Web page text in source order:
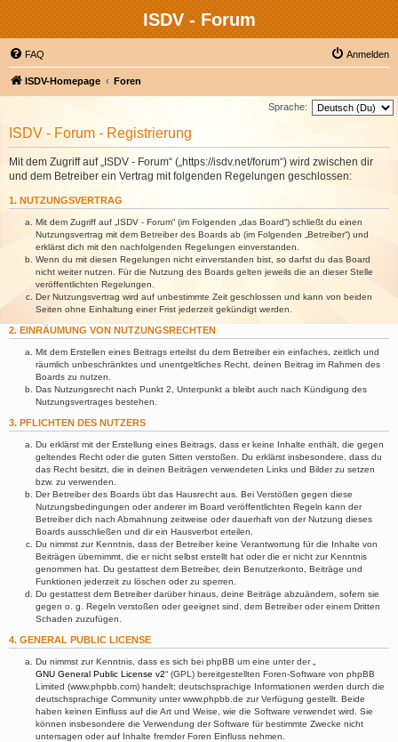
ISDV - Forum
FAQ Anmelden
ISDV-Homepage Foren
Sprache:
ISDV - Forum - Registrierung
Mit dem Zugriff auf „ISDV - Forum“ („https://isdv.net/forum“) wird zwischen dir
und dem Betreiber ein Vertrag mit folgenden Regelungen geschlossen:
1. NUTZUNGSVERTRAG
Mit dem Zugriff auf „ISDV - Forum“ (im Folgenden „das Board“) schließt du einen
Nutzungsvertrag mit dem Betreiber des Boards ab (im Folgenden „Betreiber“) und
erklärst dich mit den nachfolgenden Regelungen einverstanden.
Wenn du mit diesen Regelungen nicht einverstanden bist, so darfst du das Board
nicht weiter nutzen. Für die Nutzung des Boards gelten jeweils die an dieser Stelle
veröffentlichten Regelungen.
Der Nutzungsvertrag wird auf unbestimmte Zeit geschlossen und kann von beiden
Seiten ohne Einhaltung einer Frist jederzeit gekündigt werden.
2. EINRÄUMUNG VON NUTZUNGSRECHTEN
Mit dem Erstellen eines Beitrags erteilst du dem Betreiber ein einfaches, zeitlich und
räumlich unbeschränktes und unentgeltliches Recht, deinen Beitrag im Rahmen des
Boards zu nutzen.
Das Nutzungsrecht nach Punkt 2, Unterpunkt a bleibt auch nach Kündigung des
Nutzungsvertrages bestehen.
3. PFLICHTEN DES NUTZERS
Du erklärst mit der Erstellung eines Beitrags, dass er keine Inhalte enthält, die gegen
geltendes Recht oder die guten Sitten verstoßen. Du erklärst insbesondere, dass du
das Recht besitzt, die in deinen Beiträgen verwendeten Links und Bilder zu setzen
bzw. zu verwenden.
Der Betreiber des Boards übt das Hausrecht aus. Bei Verstößen gegen diese
Nutzungsbedingungen oder anderer im Board veröffentlichten Regeln kann der
Betreiber dich nach Abmahnung zeitweise oder dauerhaft von der Nutzung dieses
Boards ausschließen und dir ein Hausverbot erteilen.
Du nimmst zur Kenntnis, dass der Betreiber keine Verantwortung für die Inhalte von
Beiträgen übernimmt, die er nicht selbst erstellt hat oder die er nicht zur Kenntnis
genommen hat. Du gestattest dem Betreiber, dein Benutzerkonto, Beiträge und
Funktionen jederzeit zu löschen oder zu sperren.
Du gestattest dem Betreiber darüber hinaus, deine Beiträge abzuändern, sofern sie
gegen o. g. Regeln verstoßen oder geeignet sind, dem Betreiber oder einem Dritten
Schaden zuzufügen.
4. GENERAL PUBLIC LICENSE
Du nimmst zur Kenntnis, dass es sich bei phpBB um eine unter der „
GNU General Public License v2“ (GPL) bereitgestellten Foren-Software von phpBB
Limited (www.phpbb.com) handelt; deutschsprachige Informationen werden durch die
deutschsprachige Community unter www.phpbb.de zur Verfügung gestellt. Beide
haben keinen Einfluss auf die Art und Weise, wie die Software verwendet wird. Sie
können insbesondere die Verwendung der Software für bestimmte Zwecke nicht
untersagen oder auf Inhalte fremder Foren Einfluss nehmen.